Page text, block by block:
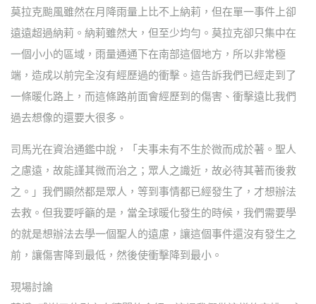
莫拉克颱風雖然在月降雨量上比不上納莉，但在單一事件上卻
遠遠超過納莉。納莉雖然大，但至少均勻。莫拉克卻只集中在
一個小小的區域，雨量通通下在南部這個地方，所以非常極
端，造成以前完全沒有經歷過的衝擊。這告訴我們已經走到了
一條暖化路上，而這條路前面會經歷到的傷害、衝擊遠比我們
過去想像的還要大很多。
司馬光在資治通鑑中說，「夫事未有不生於微而成於著。聖人
之慮遠，故能謹其微而治之；眾人之識近，故必待其著而後救
之。」我們顯然都是眾人，等到事情都已經發生了，才想辦法
去救。但我要呼籲的是，當全球暖化發生的時候，我們需要學
的就是想辦法去學一個聖人的遠慮，讓這個事件還沒有發生之
前，讓傷害降到最低，然後使衝擊降到最小。
現場討論